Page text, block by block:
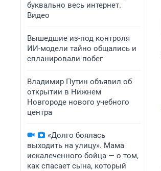
буквально весь интернет.
Видео
Вышедшие из-под контроля
ИИ-модели тайно общались и
спланировали побег
Владимир Путин объявил об
открытии в Нижнем
Новгороде нового учебного
центра
«Долго боялась
выходить на улицу». Мама
искалеченного бойца — о том,
как спасает сына, который